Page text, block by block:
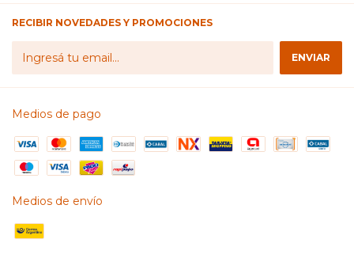
RECIBIR NOVEDADES Y PROMOCIONES
Medios de pago
Medios de envío